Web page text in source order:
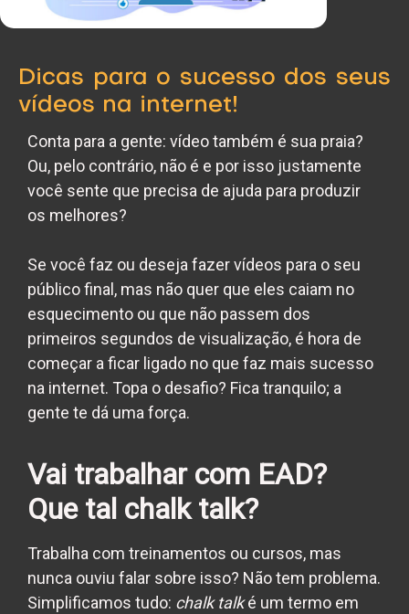
Dicas para o sucesso dos seus
vídeos na internet!
Conta para a gente: vídeo também é sua praia?
Ou, pelo contrário, não é e por isso justamente
você sente que precisa de ajuda para produzir
os melhores?
Se você faz ou deseja fazer vídeos para o seu
público final, mas não quer que eles caiam no
esquecimento ou que não passem dos
primeiros segundos de visualização, é hora de
começar a ficar ligado no que faz mais sucesso
na internet. Topa o desafio? Fica tranquilo; a
gente te dá uma força.
Vai trabalhar com EAD?
Que tal chalk talk?
Trabalha com treinamentos ou cursos, mas
nunca ouviu falar sobre isso? Não tem problema.
Simplificamos tudo: chalk talké um termo em